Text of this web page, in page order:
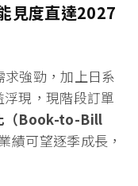
見度直達2027
強勁，加上日系
現，現階段訂單
（Book-to-Bill
績可望逐季成長，